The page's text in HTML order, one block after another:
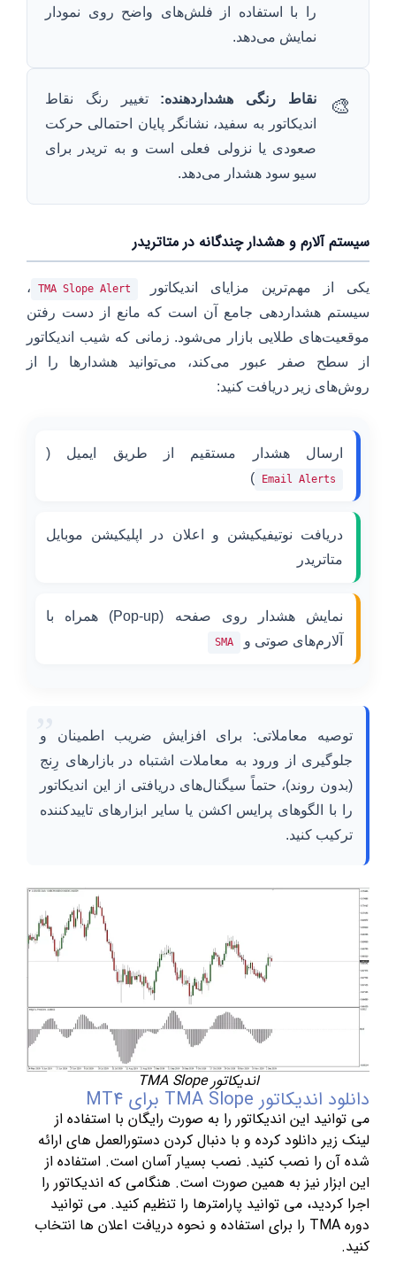
را با استفاده از فلش‌های واضح روی نمودار
نمایش می‌دهد.
🎨 نقاط رنگی هشداردهنده: تغییر رنگ نقاط
اندیکاتور به سفید، نشانگر پایان احتمالی حرکت
صعودی یا نزولی فعلی است و به تریدر برای
سیو سود هشدار می‌دهد.
سیستم آلارم و هشدار چندگانه در متاتریدر
یکی از مهم‌ترین مزایای اندیکاتور TMA Slope Alert
،
سیستم هشداردهی جامع آن است که مانع از دست رفتن
موقعیت‌های طلایی بازار می‌شود. زمانی که شیب اندیکاتور
از سطح صفر عبور می‌کند، می‌توانید هشدارها را از
روش‌های زیر دریافت کنید:
ارسال هشدار مستقیم از طریق ایمیل (
Email Alerts
)
دریافت نوتیفیکیشن و اعلان در اپلیکیشن موبایل
متاتریدر
نمایش هشدار روی صفحه (Pop-up) همراه با
آلارم‌های صوتی و
SMA
”توصیه معاملاتی: برای افزایش ضریب اطمینان و
جلوگیری از ورود به معاملات اشتباه در بازارهای رِنج
(بدون روند)، حتماً سیگنال‌های دریافتی از این اندیکاتور
را با الگوهای پرایس اکشن یا سایر ابزارهای تاییدکننده
ترکیب کنید.
اندیکاتور TMA Slope
دانلود اندیکاتور TMA Slope برای MT4
می توانید این اندیکاتور را به صورت رایگان با استفاده از
لینک زیر دانلود کرده و با دنبال کردن دستورالعمل های ارائه
شده آن را نصب کنید. نصب بسیار آسان است. استفاده از
این ابزار نیز به همین صورت است. هنگامی که اندیکاتور را
اجرا کردید، می توانید پارامترها را تنظیم کنید. می توانید
دوره TMA را برای استفاده و نحوه دریافت اعلان ها انتخاب
کنید.